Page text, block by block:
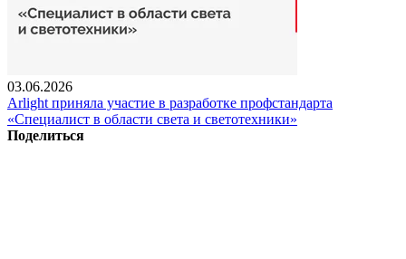
03.06.2026
Arlight приняла участие в разработке профстандарта
«Специалист в области света и светотехники»
Поделиться